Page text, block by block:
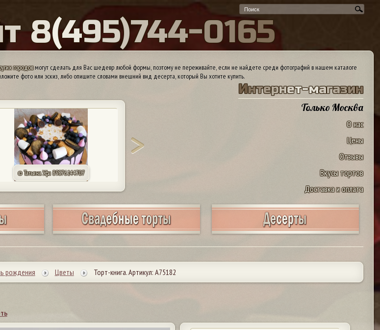
т 8(495)744-0165
городовмогут сделать для Вас шедевр любой формы, поэтому не переживайте, если не найдете среди фотографий в нашем каталоге
фото или эскиз, либо опишите словами внешний вид десерта, который Вы хотите купить.
Интернет-магазин
Только Москва
О нас
Цены
Отзывы
Вкусы тортов
Доставка и оплата
© Татьяна. Уфа 89876144707
рождения Цветы Торт-книга. Артикул: А75182